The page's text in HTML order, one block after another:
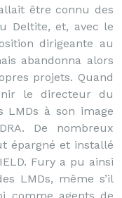
être connu des
Deltite, et, avec le
dirigeante au
abandonna alors
projets. Quand
le directeur du
LMDs à son image
De nombreux
épargné et installé
Fury a pu ainsi
LMDs, même s’il